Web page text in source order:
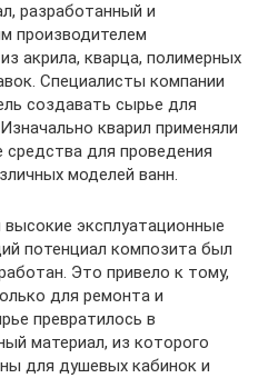
разработанный и
производителем
акрила, кварца, полимерных
Специалисты компании
создавать сырье для
кварил применяли
средства для проведения
моделей ванн.
эксплуатационные
потенциал композита был
Это привело к тому,
для ремонта и
превратилось в
материал, из которого
для душевых кабинок и